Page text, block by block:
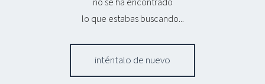
lo que estabas buscando...
inténtalo de nuevo